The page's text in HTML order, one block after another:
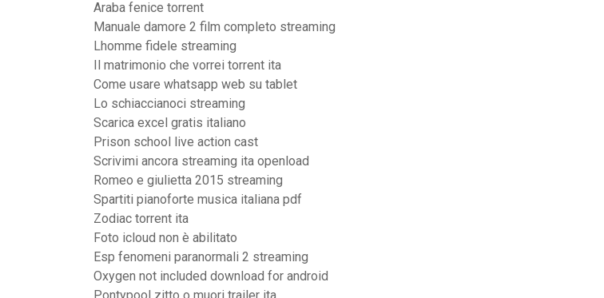
Araba fenice torrent
Manuale damore 2 film completo streaming
Lhomme fidele streaming
Il matrimonio che vorrei torrent ita
Come usare whatsapp web su tablet
Lo schiaccianoci streaming
Scarica excel gratis italiano
Prison school live action cast
Scrivimi ancora streaming ita openload
Romeo e giulietta 2015 streaming
Spartiti pianoforte musica italiana pdf
Zodiac torrent ita
Foto icloud non è abilitato
Esp fenomeni paranormali 2 streaming
Oxygen not included download for android